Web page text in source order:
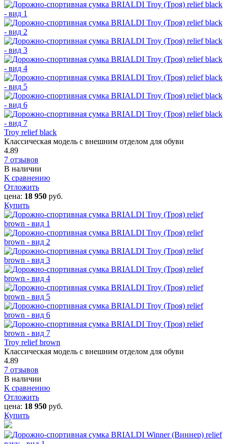
Troy relief black
Классическая модель с внешним отделом для обуви
4.89
7 отзывов
В наличии
К сравнению
Отложить
цена: 18 950 руб.
Купить
Troy relief brown
Классическая модель с внешним отделом для обуви
4.89
7 отзывов
В наличии
К сравнению
Отложить
цена: 18 950 руб.
Купить